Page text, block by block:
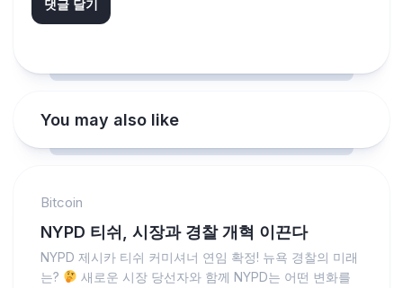
You may also like
Bitcoin
NYPD 티쉬, 시장과 경찰 개혁 이끈다
NYPD 제시카 티쉬 커미셔너 연임 확정! 뉴욕 경찰의 미래
는?
새로운 시장 당선자와 함께 NYPD는 어떤 변화를